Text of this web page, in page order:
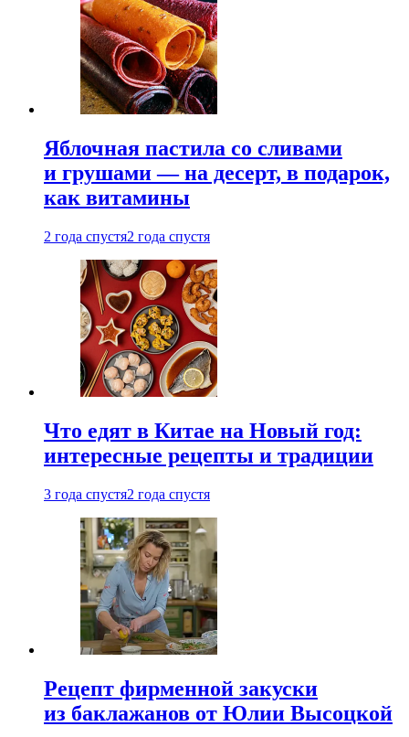
Яблочная пастила со сливами
и грушами — на десерт, в подарок,
как витамины
2 года спустя2 года спустя
Что едят в Китае на Новый год:
интересные рецепты и традиции
3 года спустя2 года спустя
Рецепт фирменной закуски
из баклажанов от Юлии Высоцкой